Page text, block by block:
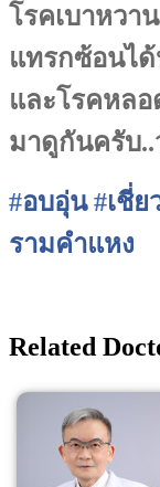
โรคเบาหวา
แทรกซ้อนได้
และโรคหลอ
มาดูกันครับ..
#อบอุ่น #เชี่
รามคำแหง
Related